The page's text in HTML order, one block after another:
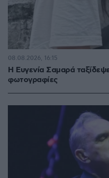
Η Ευγενία Σαμαρά
φωτογραφίες
08.08.2026, 16:15